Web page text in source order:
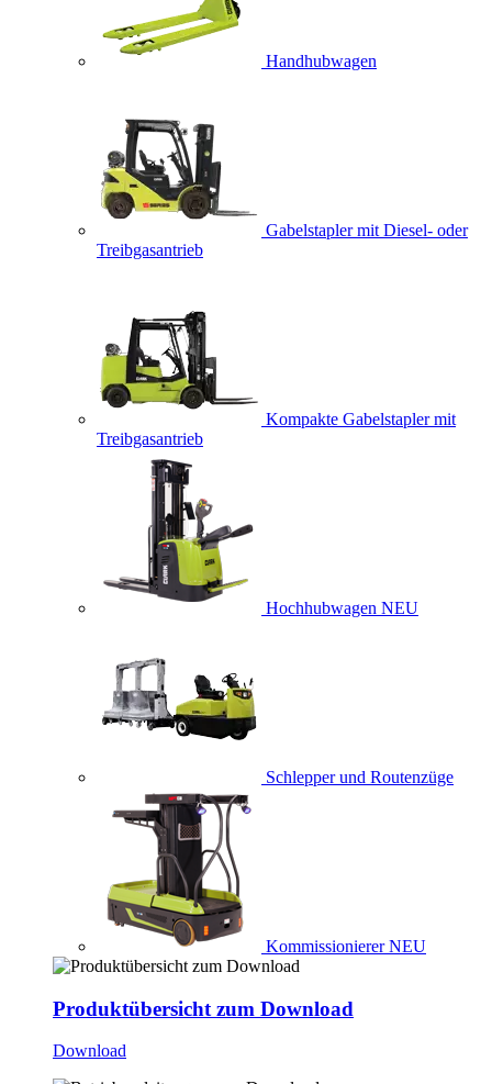
Handhubwagen
Gabelstapler mit Diesel- oder
Treibgasantrieb
Kompakte Gabelstapler mit
Treibgasantrieb
Hochhubwagen NEU
Schlepper und Routenzüge
Kommissionierer NEU
Produktübersicht zum Download
Download